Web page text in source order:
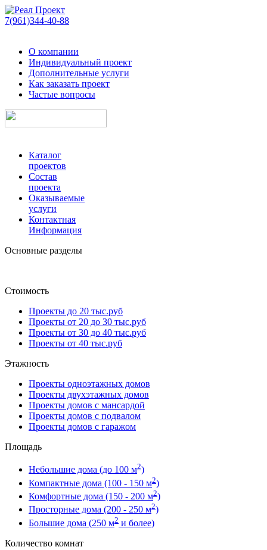
7(961)344-40-88
О компании
Индивидуальный проект
Дополнительные услуги
Как заказать проект
Частые вопросы
Каталог
проектов
Состав
проекта
Оказываемые
услуги
Контактная
Информация
Основные разделы
Стоимость
Проекты до 20 тыс.руб
Проекты от 20 до 30 тыс.руб
Проекты от 30 до 40 тыс.руб
Проекты от 40 тыс.руб
Этажность
Проекты одноэтажных домов
Проекты двухэтажных домов
Проекты домов с мансардой
Проекты домов с подвалом
Проекты домов с гаражом
Площадь
Небольшие дома (до 100 м2)
Компактные дома (100 - 150 м2)
Комфортные дома (150 - 200 м2)
Просторные дома (200 - 250 м2)
Большие дома (250 м2 и более)
Количество комнат